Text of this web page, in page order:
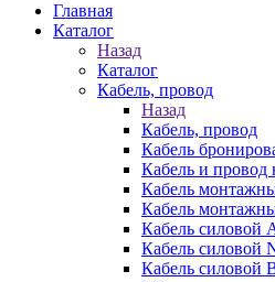
Главная
Каталог
Назад
Каталог
Кабель, провод
Назад
Кабель, провод
Кабель
Кабель и провод
Кабель
Кабель
Кабель
Кабель силовой
Кабель